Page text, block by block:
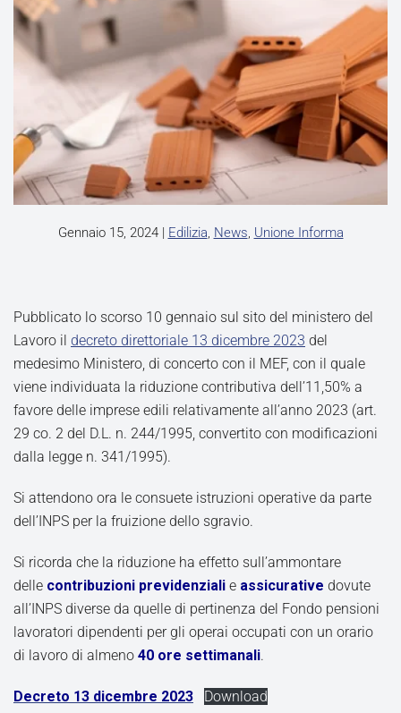
Gennaio 15, 2024| Edilizia, News, Unione Informa
Pubblicato lo scorso 10 gennaio sul sito del ministero del
Lavoro il decreto direttoriale 13 dicembre 2023 del
medesimo Ministero, di concerto con il MEF, con il quale
viene individuata la riduzione contributiva dell’11,50% a
favore delle imprese edili relativamente all’anno 2023 (art.
29 co. 2 del D.L. n. 244/1995, convertito con modificazioni
dalla legge n. 341/1995).
Si attendono ora le consuete istruzioni operative da parte
dell’INPS per la fruizione dello sgravio.
Si ricorda che la riduzione ha effetto sull’ammontare
delle contribuzioni previdenziali e assicurative dovute
all’INPS diverse da quelle di pertinenza del Fondo pensioni
lavoratori dipendenti per gli operai occupati con un orario
di lavoro di almeno 40 ore settimanali.
Decreto 13 dicembre 2023 Download